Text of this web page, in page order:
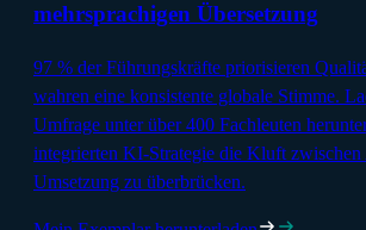
mehrsprachigen Übersetzung
97 % der Führungskräfte priorisieren
wahren eine konsistente globale Stimme.
Umfrage unter über 400 Fachleuten
integrierten KI-Strategie die Kluft zwischen
Umsetzung zu überbrücken.